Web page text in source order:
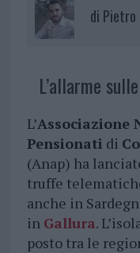
di Pietro
L’allarme
L’Associazione
Pensionati di
(Anap) ha
truffe
anche in
in Gallura.
posto tra le